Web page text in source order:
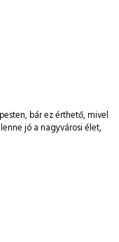
bár ez érthető, mivel
jó a nagyvárosi élet,